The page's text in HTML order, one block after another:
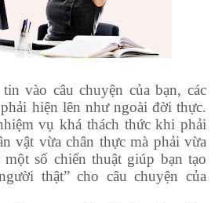
vào câu chuyện của bạn, các
hiện lên như ngoài đời thực.
vụ khá thách thức khi phải
vật vừa chân thực mà phải vừa
số chiến thuật giúp bạn tạo
thật” cho câu chuyện của